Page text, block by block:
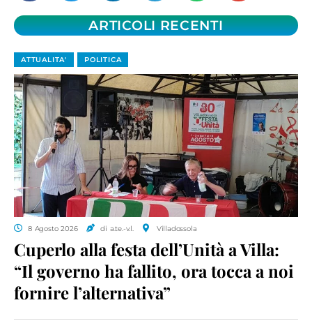
ARTICOLI RECENTI
ATTUALITA' POLITICA
8 Agosto 2026 di a.te.-v.l. Villadossola
Cuperlo alla festa dell’Unità a Villa:
“Il governo ha fallito, ora tocca a noi
fornire l’alternativa”